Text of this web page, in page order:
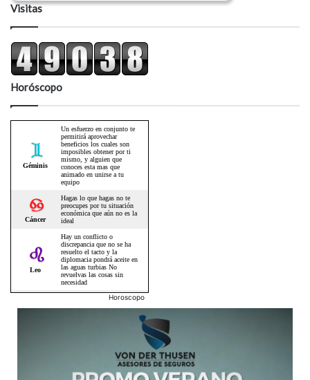
Visitas
Horóscopo
Horoscopo